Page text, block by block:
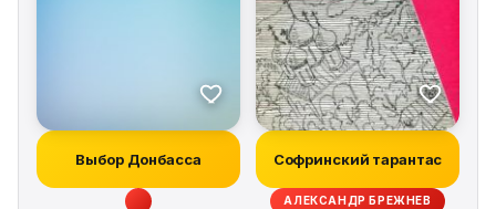
Выбор Донбасса Софринский тарантас
АЛЕКСАНДР БРЕЖНЕВ